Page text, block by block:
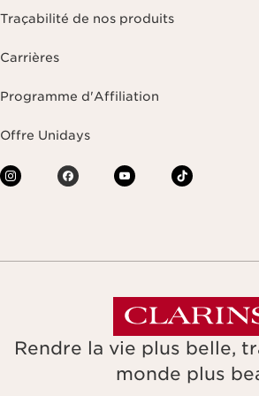
Traçabilité de nos produits
Carrières
Programme d'Affiliation
Offre Unidays
Rendre la vie plus belle,
monde plus